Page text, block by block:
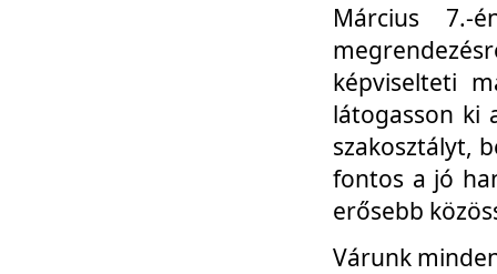
Március 7.-
képviselteti
látogasson ki
szakosztályt,
fontos a jó
erősebb
Várunk